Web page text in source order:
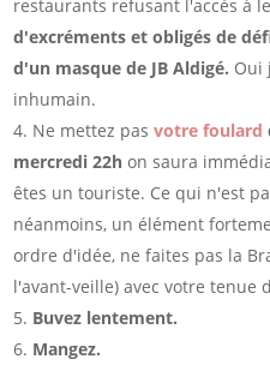
restaurants refusant l'accès à
d'excréments et obligés de
d'un masque de JB Aldigé. Oui
inhumain.
Ne mettez pas votre foulard
mercredi 22hon saura
êtes un touriste. Ce qui n'est
néanmoins, un élément
ordre d'idée, ne faites pas la
l'avant-veille) avec votre tenue
Buvez lentement.
Mangez.